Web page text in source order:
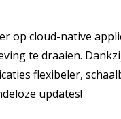
op cloud-native
te draaien.
flexibeler,
updates!